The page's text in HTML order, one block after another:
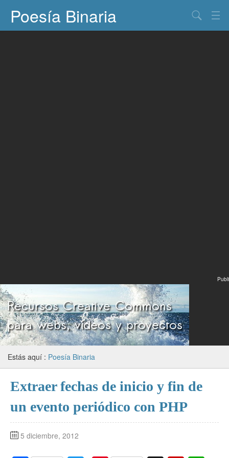
Poesía Binaria
Publi
Estás aquí : Poesía Binaria
Extraer fechas de inicio y fin de
un evento periódico con PHP
5 diciembre, 2012